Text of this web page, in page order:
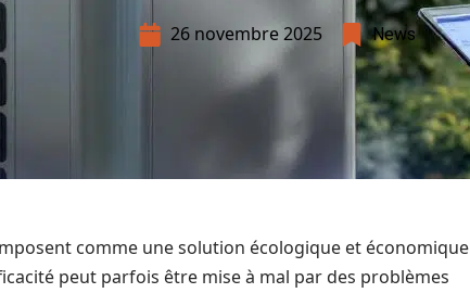
26 novembre 2025 News
comme une solution écologique et économique
peut parfois être mise à mal par des problèmes